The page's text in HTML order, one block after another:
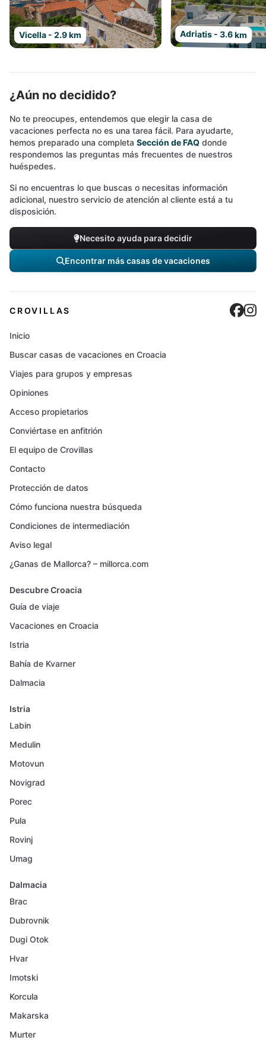
Vicella - 2.9 km Adriatis - 3.6 km
¿Aún no decidido?
No te preocupes, entendemos que elegir la casa de
vacaciones perfecta no es una tarea fácil. Para ayudarte,
hemos preparado una completa Sección de FAQ donde
respondemos las preguntas más frecuentes de nuestros
huéspedes.
Si no encuentras lo que buscas o necesitas información
adicional, nuestro servicio de atención al cliente está a tu
disposición.
Necesito ayuda para decidir
Encontrar más casas de vacaciones
CROVILLAS
Inicio
Buscar casas de vacaciones en Croacia
Viajes para grupos y empresas
Opiniones
Acceso propietarios
Conviértase en anfitrión
El equipo de Crovillas
Contacto
Protección de datos
Cómo funciona nuestra búsqueda
Condiciones de intermediación
Aviso legal
¿Ganas de Mallorca? – millorca.com
Descubre Croacia
Guía de viaje
Vacaciones en Croacia
Istria
Bahía de Kvarner
Dalmacia
Istria
Labin
Medulin
Motovun
Novigrad
Porec
Pula
Rovinj
Umag
Dalmacia
Brac
Dubrovnik
Dugi Otok
Hvar
Imotski
Korcula
Makarska
Murter